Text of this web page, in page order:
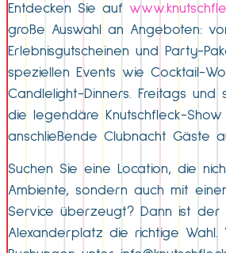
Entdecken Sie auf
große Auswahl an Angeboten:
Erlebnisgutscheinen und Party-
speziellen Events wie Cocktail-
Candlelight-Dinners. Freitags und
die legendäre Knutschfleck-
anschließende Clubnacht Gäste
Suchen Sie eine Location, die
Ambiente, sondern auch mit
Service überzeugt? Dann ist der
Alexanderplatz die richtige Wahl.